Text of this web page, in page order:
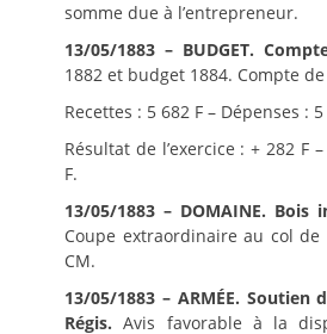
somme due à l’entrepreneur.
13/05/1883 – BUDGET.
1882 et budget 1884. Compte
Recettes : 5 682 F – Dépenses : 5
Résultat de l’exercice : + 282 F
F.
13/05/1883 – DOMAINE. Bois
Coupe extraordinaire au col
CM.
13/05/1883 – ARMÉE. Soutien
Régis. Avis favorable à la